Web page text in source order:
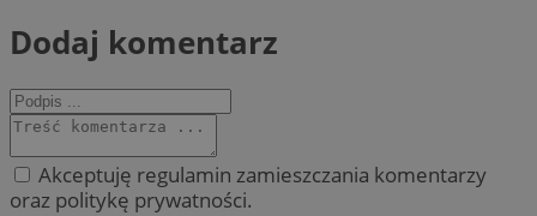
Dodaj komentarz
Akceptuję regulamin zamieszczania komentarzy
oraz politykę prywatności.